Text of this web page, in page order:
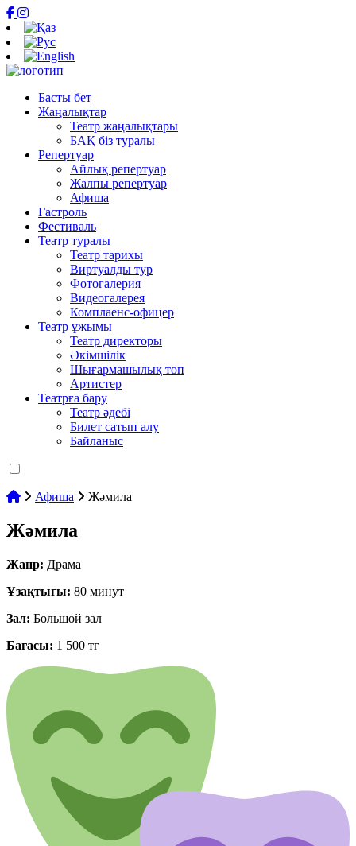
Басты бет
Жаңалықтар
Театр жаңалықтары
БАҚ біз туралы
Репертуар
Айлық репертуар
Жалпы репертуар
Афиша
Гастроль
Фестиваль
Театр туралы
Театр тарихы
Виртуалды тур
Фотогалерия
Видеогалерея
Комплаенс-офицер
Театр ұжымы
Театр директоры
Әкімшілік
Шығармашылық топ
Артистер
Театрға бару
Театр әдебі
Билет сатып алу
Байланыс
Афиша Жәмила
Жәмила
Жанр: Драма
Ұзақтығы: 80 минут
Зал: Большой зал
Бағасы: 1 500 тг